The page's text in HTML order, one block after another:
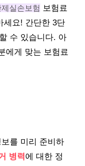
실손보험 보험료
세요! 간단한 3단
수 있습니다. 아
에게 맞는 보험료
를 미리 준비하
병력 에 대한 정